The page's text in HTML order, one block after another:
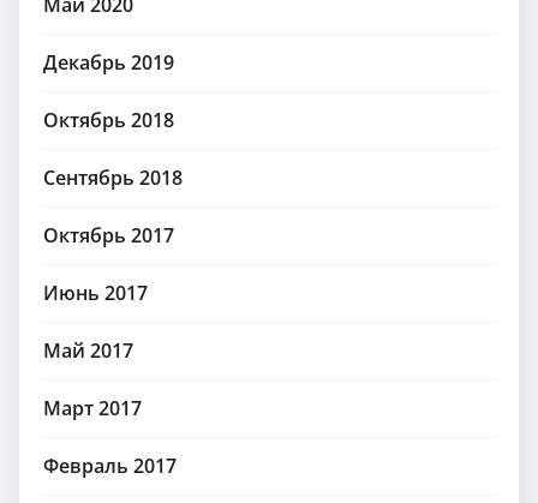
Декабрь 2019
Октябрь 2018
Сентябрь 2018
Октябрь 2017
Июнь 2017
Май 2017
Март 2017
Февраль 2017